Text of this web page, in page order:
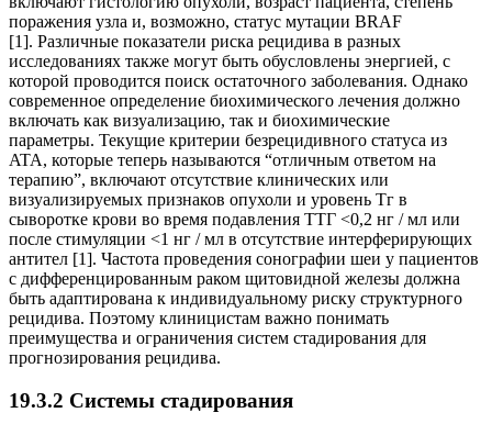
поражения узла и, возможно, статус мутации BRAF
[1]. Различные показатели риска рецидива в разных
исследованиях также могут быть обусловлены энергией, с
которой проводится поиск остаточного заболевания. Однако
современное определение биохимического лечения должно
включать как визуализацию, так и биохимические
параметры. Текущие критерии безрецидивного статуса из
ATA, которые теперь называются “отличным ответом на
терапию”, включают отсутствие клинических или
визуализируемых признаков опухоли и уровень Тг в
сыворотке крови во время подавления ТТГ <0,2 нг / мл или
после стимуляции <1 нг / мл в отсутствие интерферирующих
антител [1]. Частота проведения сонографии шеи у пациентов
с дифференцированным раком щитовидной железы должна
быть адаптирована к индивидуальному риску структурного
рецидива. Поэтому клиницистам важно понимать
преимущества и ограничения систем стадирования для
прогнозирования рецидива.
19.3.2 Системы стадирования